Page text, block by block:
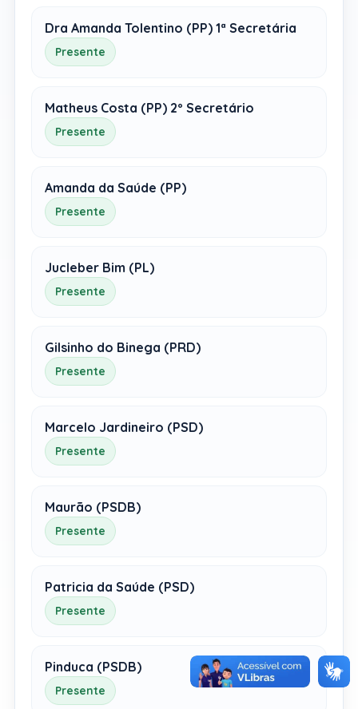
Dra Amanda Tolentino (PP) 1ª Secretária
Presente
Matheus Costa (PP) 2º Secretário
Presente
Amanda da Saúde (PP)
Presente
Jucleber Bim (PL)
Presente
Gilsinho do Binega (PRD)
Presente
Marcelo Jardineiro (PSD)
Presente
Maurão (PSDB)
Presente
Patricia da Saúde (PSD)
Presente
Pinduca (PSDB)
Presente